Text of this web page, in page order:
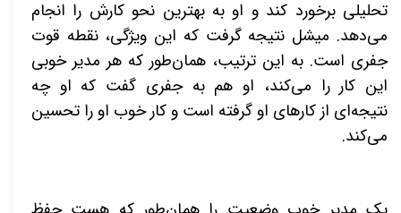
تحلیلی برخورد کند و او به بهترین نحو کارش را انجام
می‌دهد. میشل نتیجه گرفت که این ویژگی، نقطه قوت
جفری است. به این ترتیب، همان‌طور که هر مدیر خوبی
این کار را می‌کند، او هم به جفری گفت که او چه
نتیجه‌ای از کارهای او گرفته است و کار خوب او را تحسین
می‌کند.